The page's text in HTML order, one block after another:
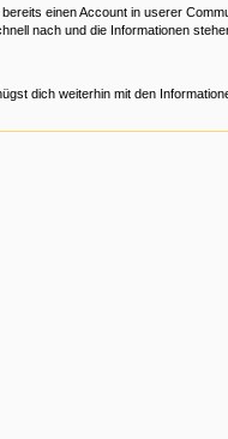
einen Account in userer
nach und die Informationen
dich weiterhin mit den